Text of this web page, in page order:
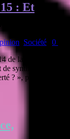
: Et
Société 0
de la série
synthèse de
? », proposant un